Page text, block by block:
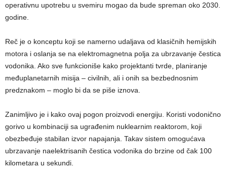
operativnu upotrebu u svemiru mogao da bude spreman oko 2030.
godine.
Reč je o konceptu koji se namerno udaljava od klasičnih hemijskih
motora i oslanja se na elektromagnetna polja za ubrzavanje čestica
vodonika. Ako sve funkcioniše kako projektanti tvrde, planiranje
međuplanetarnih misija – civilnih, ali i onih sa bezbednosnim
predznakom – moglo bi da se piše iznova.
Zanimljivo je i kako ovaj pogon proizvodi energiju. Koristi vodonično
gorivo u kombinaciji sa ugrađenim nuklearnim reaktorom, koji
obezbeđuje stabilan izvor napajanja. Takav sistem omogućava
ubrzavanje naelektrisanih čestica vodonika do brzine od čak 100
kilometara u sekundi.